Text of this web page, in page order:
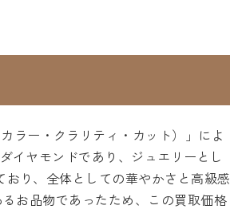
ラー・クラリティ・カット）」によ
イヤモンドであり、ジュエリーとし
り、全体としての華やかさと高級感
お品物であったため、この買取価格